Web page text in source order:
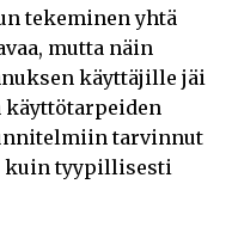
tekeminen yhtä
mutta näin
käyttäjille jäi
käyttötarpeiden
tarvinnut
kuin tyypillisesti